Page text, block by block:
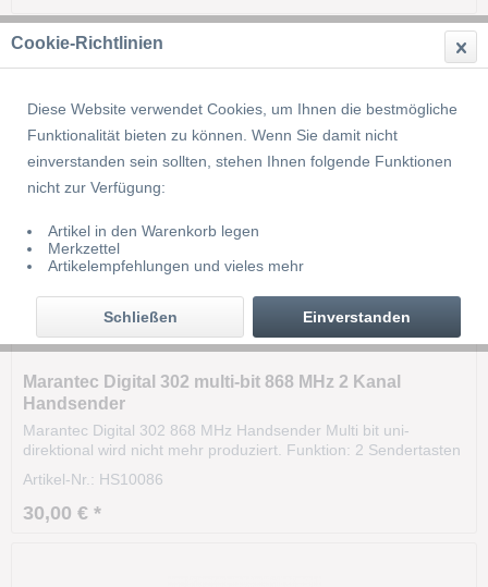
Filtern
Marantec Digital 302 multi-bit 868 MHz 2 Kanal
Handsender
Marantec Digital 302 868 MHz Handsender Multi bit uni-
direktional wird nicht mehr produziert. Funktion: 2 Sendertasten
Multi-Bit-Empfänger sind auch anderen Antriebe steuerbar bzw.
Nachrüstbar. Der Handsender Marantec...
Artikel-Nr.: HS10086
30,00 € *
Cookie-Richtlinien
Diese Website verwendet Cookies, um Ihnen die bestmögliche
Funktionalität bieten zu können. Wenn Sie damit nicht
einverstanden sein sollten, stehen Ihnen folgende Funktionen
nicht zur Verfügung:
Artikel in den Warenkorb legen
Merkzettel
Artikelempfehlungen und vieles mehr
Einverstanden
Schließen